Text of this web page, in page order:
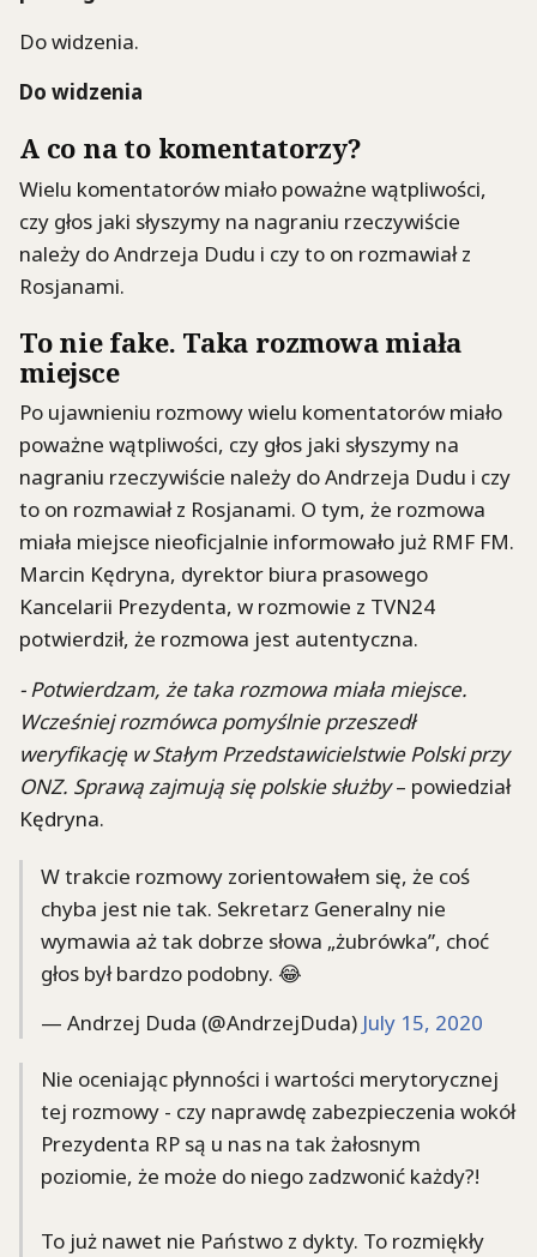
Do widzenia.
Do widzenia
A co na to komentatorzy?
Wielu komentatorów miało poważne wątpliwości,
czy głos jaki słyszymy na nagraniu rzeczywiście
należy do Andrzeja Dudu i czy to on rozmawiał z
Rosjanami.
To nie fake. Taka rozmowa miała
miejsce
Po ujawnieniu rozmowy wielu komentatorów miało
poważne wątpliwości, czy głos jaki słyszymy na
nagraniu rzeczywiście należy do Andrzeja Dudu i czy
to on rozmawiał z Rosjanami. O tym, że rozmowa
miała miejsce nieoficjalnie informowało już RMF FM.
Marcin Kędryna, dyrektor biura prasowego
Kancelarii Prezydenta, w rozmowie z TVN24
potwierdził, że rozmowa jest autentyczna.
- Potwierdzam, że taka rozmowa miała miejsce.
Wcześniej rozmówca pomyślnie przeszedł
weryfikację w Stałym Przedstawicielstwie Polski przy
ONZ. Sprawą zajmują się polskie służby– powiedział
Kędryna.
W trakcie rozmowy zorientowałem się, że coś
chyba jest nie tak. Sekretarz Generalny nie
wymawia aż tak dobrze słowa „żubrówka”, choć
głos był bardzo podobny. 😂
— Andrzej Duda (@AndrzejDuda) July 15, 2020
Nie oceniając płynności i wartości merytorycznej
tej rozmowy - czy naprawdę zabezpieczenia wokół
Prezydenta RP są u nas na tak żałosnym
poziomie, że może do niego zadzwonić każdy?!
To już nawet nie Państwo z dykty. To rozmiękły